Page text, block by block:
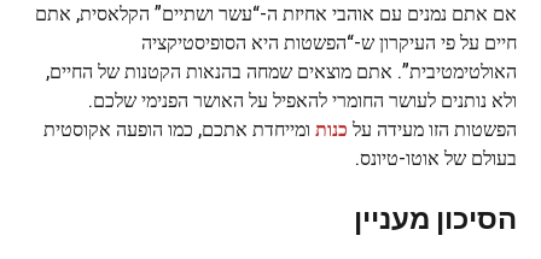
אם אתם נמנים עם אוהבי אחיזת ה-“עשר ושתיים” הקלאסית, אתם
חיים על פי העיקרון ש-“הפשטות היא הסופיסטיקציה
האולטימטיבית”. אתם מוצאים שמחה בהנאות הקטנות של החיים,
ולא נותנים לעושר החומרי להאפיל על האושר הפנימי שלכם.
הפשטות הזו מעידה על כנות ומייחדת אתכם, כמו הופעה אקוסטית
בעולם של אוטו-טיונס.
הסיכון מעניין